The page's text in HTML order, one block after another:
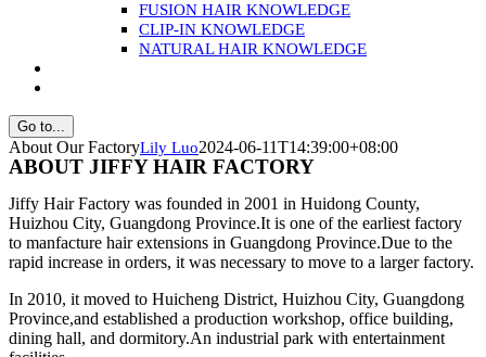
FUSION HAIR KNOWLEDGE
CLIP-IN KNOWLEDGE
NATURAL HAIR KNOWLEDGE
Go to...
About Our FactoryLily Luo2024-06-11T14:39:00+08:00
ABOUT JIFFY HAIR FACTORY
Jiffy Hair Factory was founded in 2001 in Huidong County,
Huizhou City, Guangdong Province.It is one of the earliest factory
to manfacture hair extensions in Guangdong Province.Due to the
rapid increase in orders, it was necessary to move to a larger factory.
In 2010, it moved to Huicheng District, Huizhou City, Guangdong
Province,and established a production workshop, office building,
dining hall, and dormitory.An industrial park with entertainment